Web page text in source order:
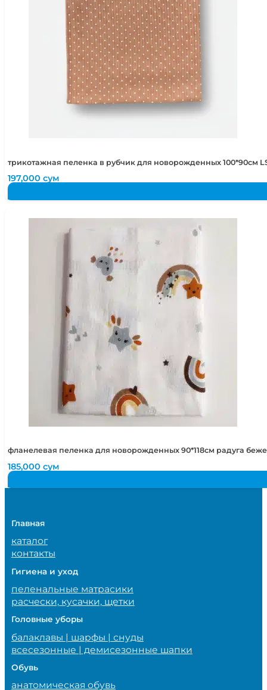
трикотажная пеленка в рубчик для новорожденных 100*90см
197,000сум
фланелевая пеленка для новорожденных 90*118см радуга
185,000сум
Главная
каталог
контакты
Гигиена и уход
пеленальные матрасики
расчески, кусачки, щетки
Головные уборы
балаклавы | шарфы | снуды
всесезонные | демисезонные шапки
Обувь
анатомическая обувь